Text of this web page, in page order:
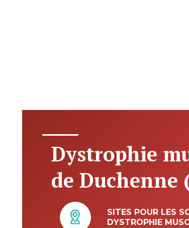
Dystrophie
de Duchenne
SITES POUR LES
DYSTROPHIE